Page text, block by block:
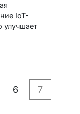
IoT-
улучшает
6
7